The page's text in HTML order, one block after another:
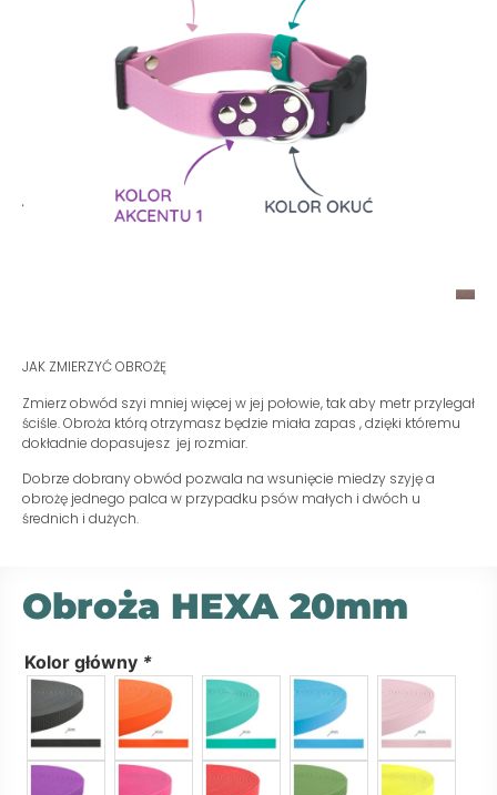
JAK ZMIERZYĆ OBROŻĘ
Zmierz obwód szyi mniej więcej w jej połowie, tak aby metr przylegał
ściśle. Obroża którą otrzymasz będzie miała zapas , dzięki któremu
dokładnie dopasujesz jej rozmiar.
Dobrze dobrany obwód pozwala na wsunięcie miedzy szyję a
obrożę jednego palca w przypadku psów małych i dwóch u
średnich i dużych.
Obroża HEXA 20mm
Kolor główny *